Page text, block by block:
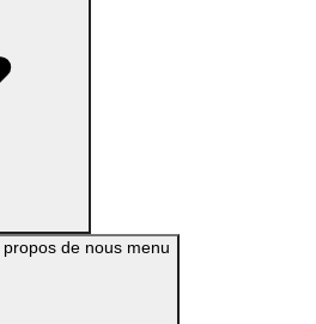
propos de nous menu